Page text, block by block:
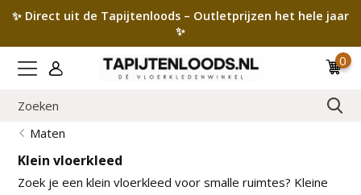
✨ Direct uit de Tapijtenloods – Outletprijzen het hele jaar
✨
0
Maten
Klein vloerkleed
Zoek je een klein vloerkleed voor smalle ruimtes? Kleine